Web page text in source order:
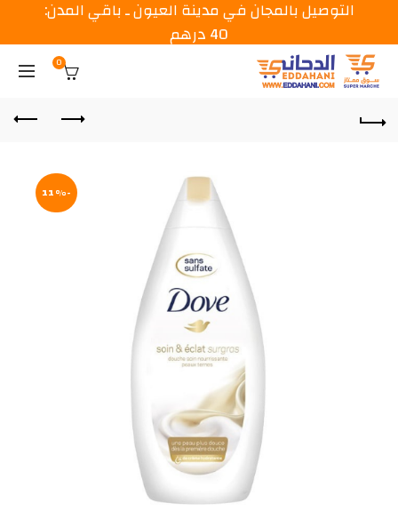
0
-11%
التوصيل بالمجان في مدينة العيون ـ باقي المدن:
40 درهم